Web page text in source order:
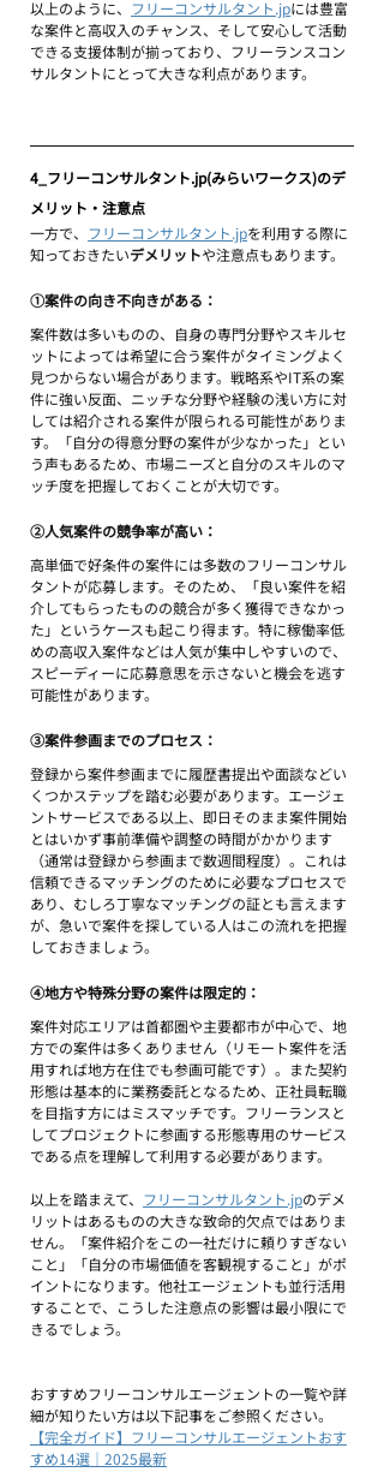
以上のように、 フリーコンサルタント.jpには豊富
な案件と高収入のチャンス、そして安心して活動
できる支援体制が揃っており、フリーランスコン
サルタントにとって大きな利点があります。
4_フリーコンサルタント.jp(みらいワークス)のデ
メリット・注意点
一方で、 フリーコンサルタント.jpを利用する際に
知っておきたいデメリットや注意点もあります。
①案件の向き不向きがある：
案件数は多いものの、自身の専門分野やスキルセ
ットによっては希望に合う案件がタイミングよく
見つからない場合があります。戦略系やIT系の案
件に強い反面、ニッチな分野や経験の浅い方に対
しては紹介される案件が限られる可能性がありま
す。「自分の得意分野の案件が少なかった」とい
う声もあるため、市場ニーズと自分のスキルのマ
ッチ度を把握しておくことが大切です。
②人気案件の競争率が高い：
高単価で好条件の案件には多数のフリーコンサル
タントが応募します。そのため、「良い案件を紹
介してもらったものの競合が多く獲得できなかっ
た」というケースも起こり得ます。特に稼働率低
めの高収入案件などは人気が集中しやすいので、
スピーディーに応募意思を示さないと機会を逃す
可能性があります。
③案件参画までのプロセス：
登録から案件参画までに履歴書提出や面談などい
くつかステップを踏む必要があります。エージェ
ントサービスである以上、即日そのまま案件開始
とはいかず事前準備や調整の時間がかかります
（通常は登録から参画まで数週間程度）。これは
信頼できるマッチングのために必要なプロセスで
あり、むしろ丁寧なマッチングの証とも言えます
が、急いで案件を探している人はこの流れを把握
しておきましょう。
④地方や特殊分野の案件は限定的：
案件対応エリアは首都圏や主要都市が中心で、地
方での案件は多くありません（リモート案件を活
用すれば地方在住でも参画可能です）。また契約
形態は基本的に業務委託となるため、正社員転職
を目指す方にはミスマッチです。フリーランスと
してプロジェクトに参画する形態専用のサービス
である点を理解して利用する必要があります。
以上を踏まえて、 フリーコンサルタント.jpのデメ
リットはあるものの大きな致命的欠点ではありま
せん。「案件紹介をこの一社だけに頼りすぎない
こと」「自分の市場価値を客観視すること」がポ
イントになります。他社エージェントも並行活用
することで、こうした注意点の影響は最小限にで
きるでしょう。
おすすめフリーコンサルエージェントの一覧や詳
細が知りたい方は以下記事をご参照ください。
【完全ガイド】フリーコンサルエージェントおす
すめ14選｜2025最新